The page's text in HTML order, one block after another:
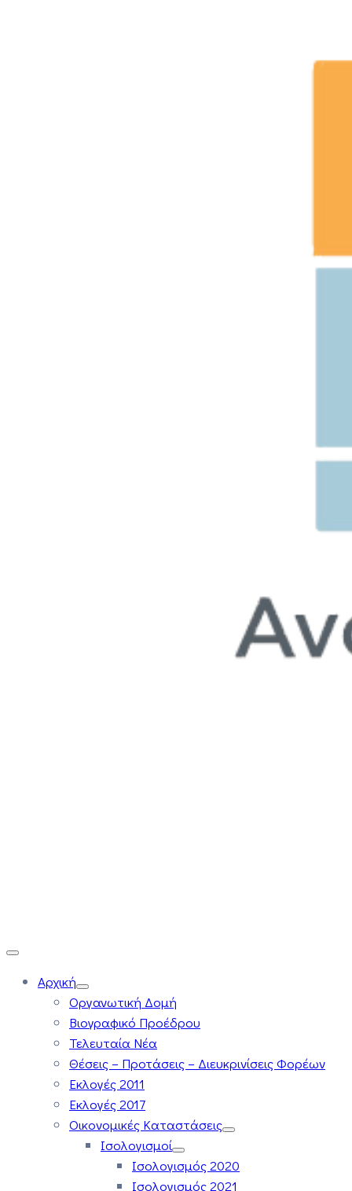
Αρχική
Οργανωτική Δομή
Βιογραφικό Προέδρου
Τελευταία Νέα
Θέσεις – Προτάσεις – Διευκρινίσεις Φορέων
Εκλογές 2011
Εκλογές 2017
Οικονομικές Καταστάσεις
Ισολογισμοί
Ισολογισμός 2020
Ισολογισμός 2021